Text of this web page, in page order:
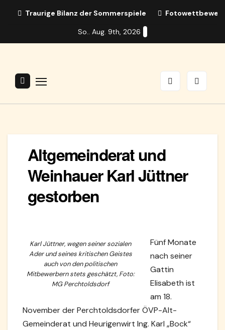
Traurige Bilanz der Sommerspiele
So.. Aug. 9th, 2026
Altgemeinderat und
Weinhauer Karl Jüttner
gestorben
Karl Jüttner, wegen seiner sozialen
Ader und seines kritischen Geistes
auch von den politischen
Mitbewerbern stets geschätzt, Foto:
MG Perchtoldsdorf
Fünf Monate
nach seiner
Gattin
Elisabeth ist
am 18.
November der Perchtoldsdorfer ÖVP-Alt-
Gemeinderat und Heurigenwirt Ing. Karl „Bock“